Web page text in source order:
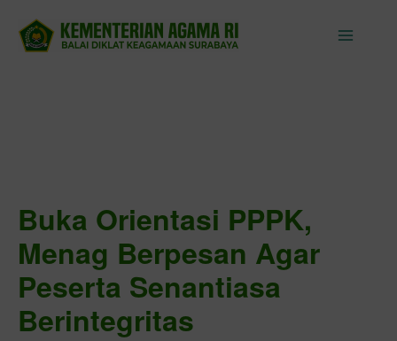
content
Buka Orientasi PPPK,
Menag Berpesan Agar
Peserta Senantiasa
Berintegritas